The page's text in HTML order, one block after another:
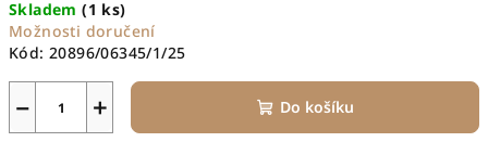
cena:
Skladem(1 ks)
Možnosti doručení
Kód: 20896/06345/1/25
+
− Do košíku